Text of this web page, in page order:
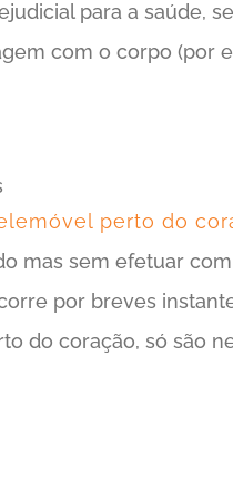
para a saúde,
com o corpo (por
perto do
mas sem efetuar
por breves
do coração, só são